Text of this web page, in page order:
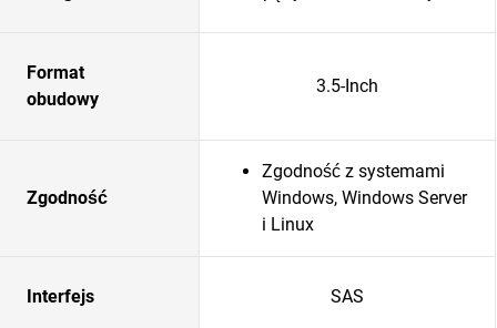
Format
obudowy
3.5-Inch
Zgodność
Zgodność z systemami
Windows, Windows Server
i Linux
Interfejs SAS